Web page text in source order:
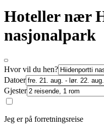
Hoteller nær
nasjonalpark
Hvor vil du hen?
Datoer
Gjester
Jeg er på forretningsreise